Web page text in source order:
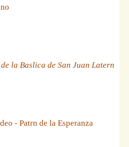
la Baslica de San Juan Latern
- Patrn de la Esperanza